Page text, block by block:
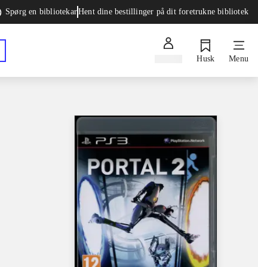
Spørg en bibliotekarHent dine bestillinger på dit foretrukne bibliotek
Husk Menu